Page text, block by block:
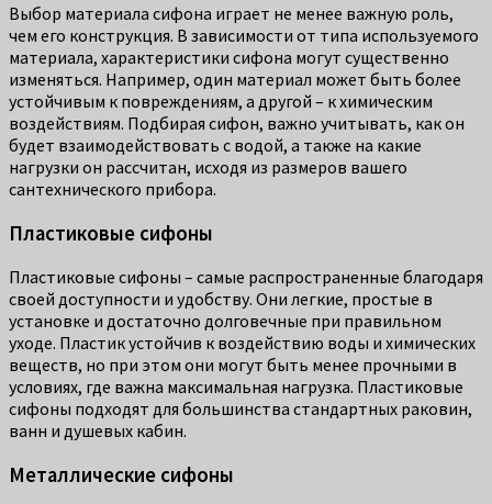
Выбор материала сифона играет не менее важную роль,
чем его конструкция. В зависимости от типа используемого
материала, характеристики сифона могут существенно
изменяться. Например, один материал может быть более
устойчивым к повреждениям, а другой – к химическим
воздействиям. Подбирая сифон, важно учитывать, как он
будет взаимодействовать с водой, а также на какие
нагрузки он рассчитан, исходя из размеров вашего
сантехнического прибора.
Пластиковые сифоны
Пластиковые сифоны – самые распространенные благодаря
своей доступности и удобству. Они легкие, простые в
установке и достаточно долговечные при правильном
уходе. Пластик устойчив к воздействию воды и химических
веществ, но при этом они могут быть менее прочными в
условиях, где важна максимальная нагрузка. Пластиковые
сифоны подходят для большинства стандартных раковин,
ванн и душевых кабин.
Металлические сифоны